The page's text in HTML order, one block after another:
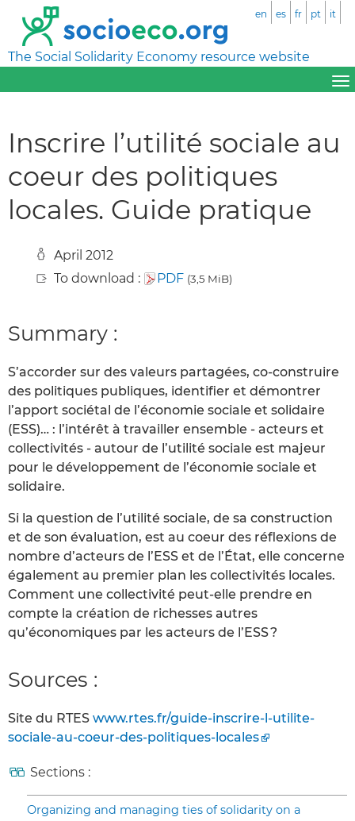
The Social Solidarity Economy resource website
en es fr pt it
Inscrire l’utilité sociale au
coeur des politiques
locales. Guide pratique
April 2012
To download :
PDF (3,5 MiB)
Summary :
S’accorder sur des valeurs partagées, co-construire
des politiques publiques, identifier et démontrer
l’apport sociétal de l’économie sociale et solidaire
(ESS)… : l’intérêt à travailler ensemble - acteurs et
collectivités - autour de l’utilité sociale est majeur
pour le développement de l’économie sociale et
solidaire.
Si la question de l’utilité sociale, de sa construction
et de son évaluation, est au coeur des réflexions de
nombre d’acteurs de l’ESS et de l’État, elle concerne
également au premier plan les collectivités locales.
Comment une collectivité peut-elle prendre en
compte la création de richesses autres
qu’économiques par les acteurs de l’ESS ?
Sources :
Site du RTES www.rtes.fr/guide-inscrire-l-utilite-
sociale-au-coeur-des-politiques-locales
Sections :
Organizing and managing ties of solidarity on a